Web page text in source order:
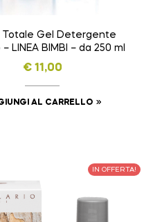
Totale Gel Detergente
LINEA BIMBI – da 250 ml
€11,00
AL CARRELLO
IN OFFERTA!